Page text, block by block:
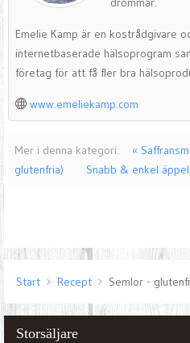
Emelie Kamp är en kostrådgivare
internetbaserade hälsoprogram
företag för att få fler bra
www.emeliekamp.com
Mer i denna kategori:
«
glutenfria)
Snabb & enkel
Start Recept Semlor -
Storsäljare